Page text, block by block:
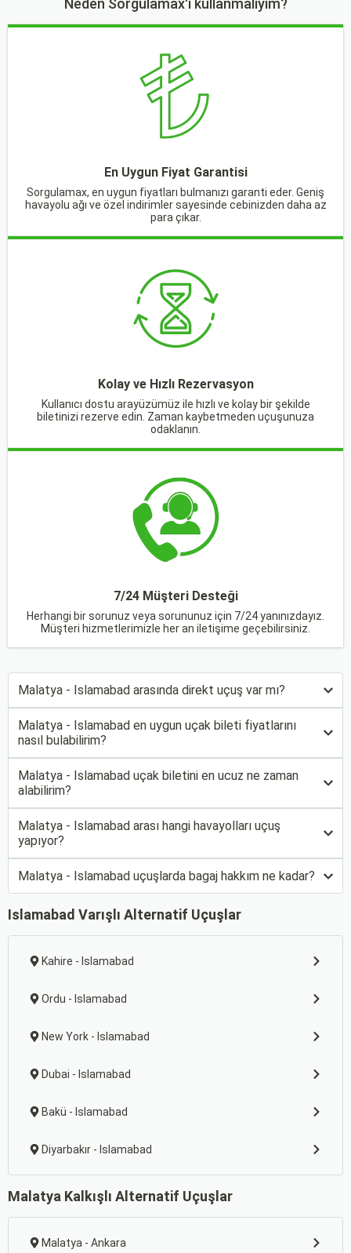
Neden Sorgulamax'ı kullanmalıyım?
En Uygun Fiyat Garantisi
Sorgulamax, en uygun fiyatları bulmanızı garanti eder. Geniş
havayolu ağı ve özel indirimler sayesinde cebinizden daha az
para çıkar.
Kolay ve Hızlı Rezervasyon
Kullanıcı dostu arayüzümüz ile hızlı ve kolay bir şekilde
biletinizi rezerve edin. Zaman kaybetmeden uçuşunuza
odaklanın.
7/24 Müşteri Desteği
Herhangi bir sorunuz veya sorununuz için 7/24 yanınızdayız.
Müşteri hizmetlerimizle her an iletişime geçebilirsiniz.
Malatya - Islamabad arasında direkt uçuş var mı?
Malatya - Islamabad en uygun uçak bileti fiyatlarını
nasıl bulabilirim?
Malatya - Islamabad uçak biletini en ucuz ne zaman
alabilirim?
Malatya - Islamabad arası hangi havayolları uçuş
yapıyor?
Malatya - Islamabad uçuşlarda bagaj hakkım ne kadar?
Islamabad Varışlı Alternatif Uçuşlar
Kahire - Islamabad
Ordu - Islamabad
New York - Islamabad
Dubai - Islamabad
Bakü - Islamabad
Diyarbakır - Islamabad
Malatya Kalkışlı Alternatif Uçuşlar
Malatya - Ankara